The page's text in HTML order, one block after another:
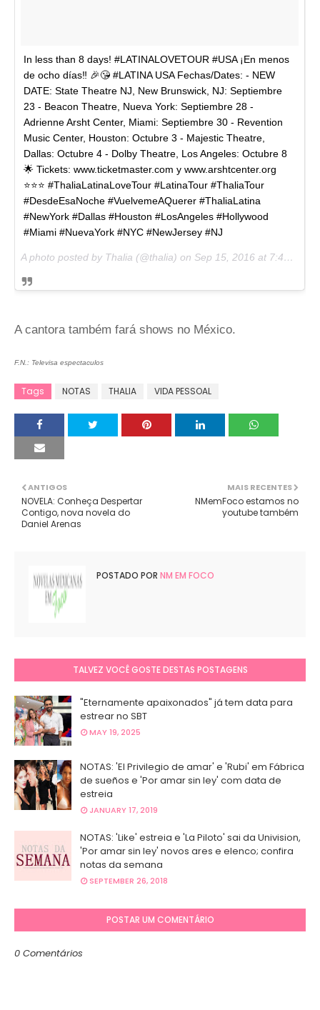
In less than 8 days! #LATINALOVETOUR #USA ¡En menos
de ocho días‼️ 🎉😘 #LATINA USA Fechas/Dates: - NEW
DATE: State Theatre NJ, New Brunswick, NJ: Septiembre
23 - Beacon Theatre, Nueva York: Septiembre 28 -
Adrienne Arsht Center, Miami: Septiembre 30 - Revention
Music Center, Houston: Octubre 3 - Majestic Theatre,
Dallas: Octubre 4 - Dolby Theatre, Los Angeles: Octubre 8
🌟 Tickets: www.ticketmaster.com y www.arshtcenter.org
⭐⭐️⭐️ #ThaliaLatinaLoveTour #LatinaTour #ThaliaTour
#DesdeEsaNoche #VuelvemeAQuerer #ThaliaLatina
#NewYork #Dallas #Houston #LosAngeles #Hollywood
#Miami #NuevaYork #NYC #NewJersey #NJ
A photo posted by Thalia (@thalia) on Sep 15, 2016 at 7:40pm PDT
A cantora também fará shows no México.
F.N.: Televisa espectaculos
Tags NOTAS THALIA VIDA PESSOAL
MAIS RECENTES
NMemFoco estamos no
youtube também
ANTIGOS
NOVELA: Conheça Despertar
Contigo, nova novela do
Daniel Arenas
POSTADO POR NM EM FOCO
TALVEZ VOCÊ GOSTE DESTAS POSTAGENS
"Eternamente apaixonados" já tem data para
estrear no SBT
MAY 19, 2025
NOTAS: 'El Privilegio de amar' e 'Rubi' em Fábrica
de sueños e 'Por amar sin ley' com data de
estreia
JANUARY 17, 2019
NOTAS: 'Like' estreia e 'La Piloto' sai da Univision,
'Por amar sin ley' novos ares e elenco; confira
notas da semana
SEPTEMBER 26, 2018
POSTAR UM COMENTÁRIO
0 Comentários